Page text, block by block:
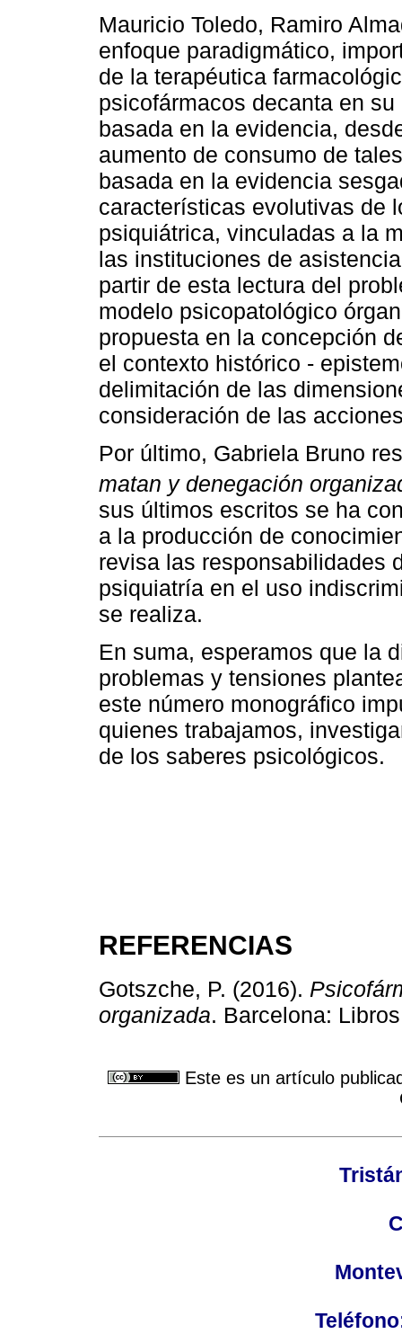
Mauricio Toledo, Ramiro
enfoque paradigmático,
de la terapéutica
psicofármacos decanta en
basada en la evidencia,
aumento de consumo de
basada en la evidencia
características evolutivas de
psiquiátrica, vinculadas a la
las instituciones de
partir de esta lectura del
modelo psicopatológico
propuesta en la concepción
el contexto histórico -
delimitación de las
consideración de las
Por último, Gabriela Bruno
matan y denegación
sus últimos escritos se ha
a la producción de
revisa las responsabilidades
psiquiatría en el uso
se realiza.
En suma, esperamos que la
problemas y tensiones
este número monográfico
quienes trabajamos,
de los saberes psicológicos.
REFERENCIAS
Gotszche, P. (2016).
organizada. Barcelona:
Este es un artículo